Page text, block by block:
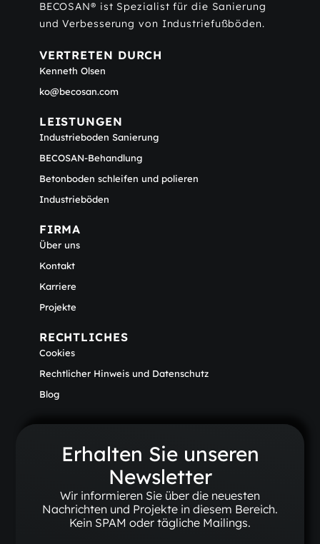
BECOSAN® ist Spezialist für die Sanierung
und Verbesserung von Industriefußböden.
VERTRETEN DURCH
Kenneth Olsen
ko@becosan.com
LEISTUNGEN
Industrieboden Sanierung
BECOSAN-Behandlung
Betonboden schleifen und polieren
Industrieböden
FIRMA
Über uns
Kontakt
Karriere
Projekte
RECHTLICHES
Cookies
Rechtlicher Hinweis und Datenschutz
Blog
Erhalten Sie unseren
Newsletter
Wir informieren Sie über die neuesten
Nachrichten und Projekte in diesem Bereich.
Kein SPAM oder tägliche Mailings.